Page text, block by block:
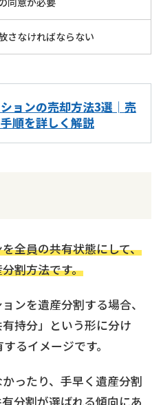
さなければならない
ョンの売却方法3選│売
順を詳しく解説
全員の共有状態にして、
割方法です。
ンを遺産分割する場合、
持分」という形に分け
るイメージです。
ったり、手早く遺産分割
分割が選ばれる傾向にあ